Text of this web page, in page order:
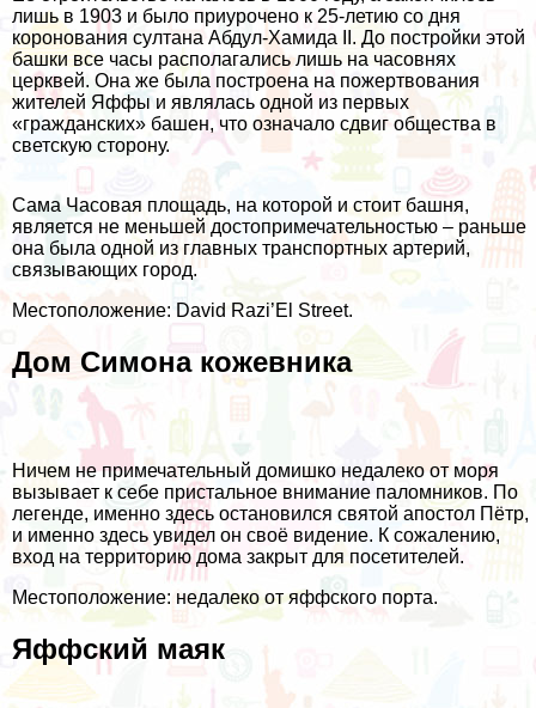
лишь в 1903 и было приурочено к 25-летию со дня
коронования султана Абдул-Хамида II. До постройки этой
башки все часы располагались лишь на часовнях
церквей. Она же была построена на пожертвования
жителей Яффы и являлась одной из первых
«гражданских» башен, что означало сдвиг общества в
светскую сторону.
Сама Часовая площадь, на которой и стоит башня,
является не меньшей достопримечательностью – раньше
она была одной из главных транспортных артерий,
связывающих город.
Местоположение: David Razi’El Street.
Дом Симона кожевника
Ничем не примечательный домишко недалеко от моря
вызывает к себе пристальное внимание паломников. По
легенде, именно здесь остановился святой апостол Пётр,
и именно здесь увидел он своё видение. К сожалению,
вход на территорию дома закрыт для посетителей.
Местоположение: недалеко от яффского порта.
Яффский маяк